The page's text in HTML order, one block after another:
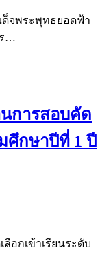
ด็จพระพุทธยอดฟ้า
…
การสอบคัด
ศึกษาปีที่ 1 ปี
อกเข้าเรียนระดับ